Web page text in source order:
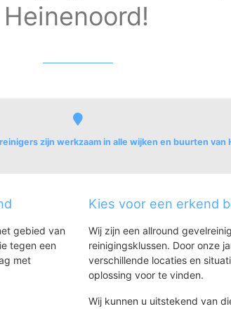
Heinenoord!
zijn werkzaam in alle wijken en buurten van
gebied van
tegen een
met
Kies voor een erkend
Wij zijn een allround
reinigingsklussen. Door onze
verschillende locaties en
oplossing voor te vinden.
Wij kunnen u uitstekend van